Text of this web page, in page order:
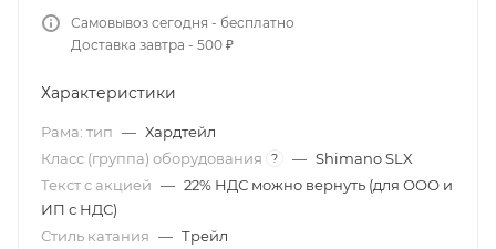
Самовывоз сегодня - бесплатно
Доставка завтра - 500 ₽
Характеристики
Рама: тип — Хардтейл
Класс (группа) оборудования
? — Shimano SLX
Текст с акцией — 22% НДС можно вернуть (для ООО и
ИП с НДС)
Стиль катания — Трейл